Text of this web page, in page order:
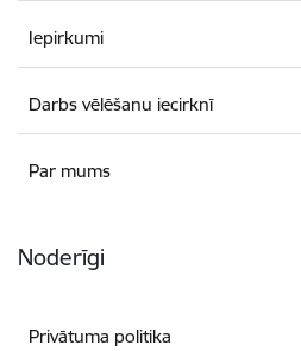
Iepirkumi
Darbs vēlēšanu iecirknī
Par mums
Noderīgi
Privātuma politika